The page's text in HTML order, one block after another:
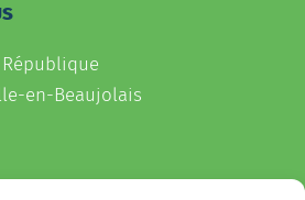
en-Beaujolais